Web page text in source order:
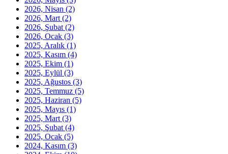
2026, Nisan (2)
2026, Mart (2)
2026, Şubat (2)
2026, Ocak (3)
2025, Aralık (1)
2025, Kasım (4)
2025, Ekim (1)
2025, Eylül (3)
2025, Ağustos (3)
2025, Temmuz (5)
2025, Haziran (5)
2025, Mayıs (1)
2025, Mart (3)
2025, Şubat (4)
2025, Ocak (5)
2024, Kasım (3)